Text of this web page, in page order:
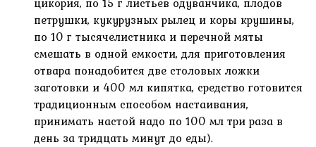
петрушки, кукурузных рылец и коры крушины,
по 10 г тысячелистника и перечной мяты
смешать в одной емкости, для приготовления
отвара понадобится две столовых ложки
заготовки и 400 мл кипятка, средство готовится
традиционным способом настаивания,
принимать настой надо по 100 мл три раза в
день за тридцать минут до еды).